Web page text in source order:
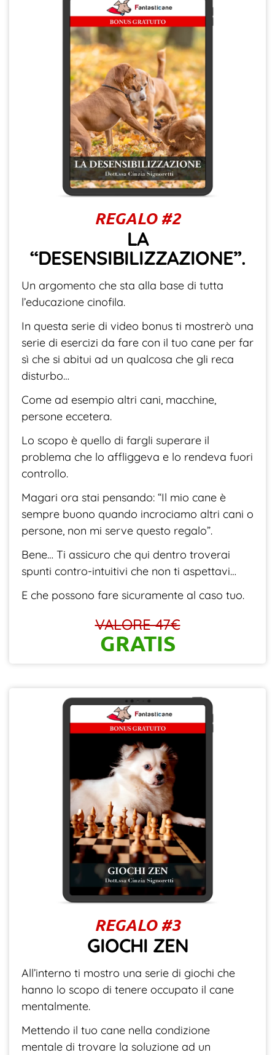
REGALO #2
LA
“DESENSIBILIZZAZIONE”.
Un argomento che sta alla base di tutta
l’educazione cinofila.
In questa serie di video bonus ti mostrerò una
serie di esercizi da fare con il tuo cane per far
sì che si abitui ad un qualcosa che gli reca
disturbo…
Come ad esempio altri cani, macchine,
persone eccetera.
Lo scopo è quello di fargli superare il
problema che lo affliggeva e lo rendeva fuori
controllo.
Magari ora stai pensando: “Il mio cane è
sempre buono quando incrociamo altri cani o
persone, non mi serve questo regalo”.
Bene… Ti assicuro che qui dentro troverai
spunti contro-intuitivi che non ti aspettavi…
E che possono fare sicuramente al caso tuo.
VALORE 47€
GRATIS
REGALO #3
GIOCHI ZEN
All’interno ti mostro una serie di giochi che
hanno lo scopo di tenere occupato il cane
mentalmente.
Mettendo il tuo cane nella condizione
mentale di trovare la soluzione ad un